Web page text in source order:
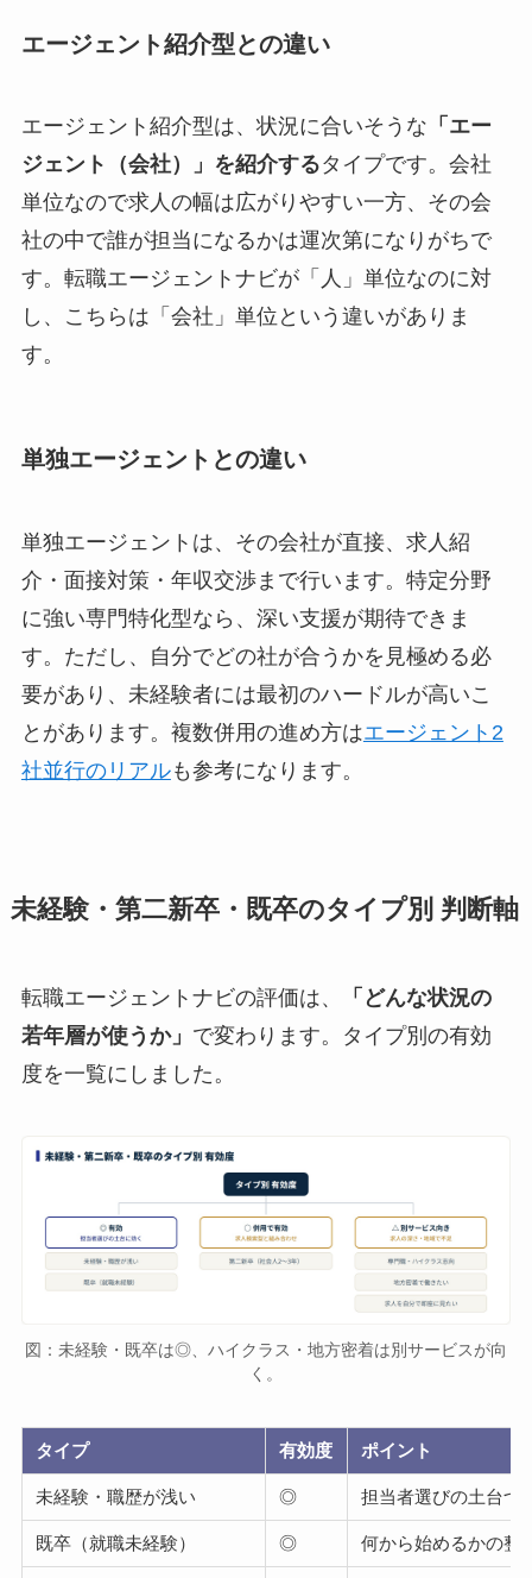
エージェント紹介型との違い
エージェント紹介型は、状況に合いそうな 「エー
ジェント（会社）」を紹介するタイプです。会社
単位なので求人の幅は広がりやすい一方、その会
社の中で誰が担当になるかは運次第になりがちで
す。転職エージェントナビが「人」単位なのに対
し、こちらは「会社」単位という違いがありま
す。
単独エージェントとの違い
単独エージェントは、その会社が直接、求人紹
介・面接対策・年収交渉まで行います。特定分野
に強い専門特化型なら、深い支援が期待できま
す。ただし、自分でどの社が合うかを見極める必
要があり、未経験者には最初のハードルが高いこ
とがあります。複数併用の進め方はエージェント2
社並行のリアルも参考になります。
未経験・第二新卒・既卒のタイプ別 判断軸
転職エージェントナビの評価は、
「どんな状況の
若年層が使うか」 で変わります。タイプ別の有効
度を一覧にしました。
図：未経験・既卒は◎、ハイクラス・地方密着は別サービスが向
く。
タイプ 有効度 ポイント
未経験・職歴が浅い ◎ 担当者選びの土台づ
既卒（就職未経験） ◎ 何から始めるかの整